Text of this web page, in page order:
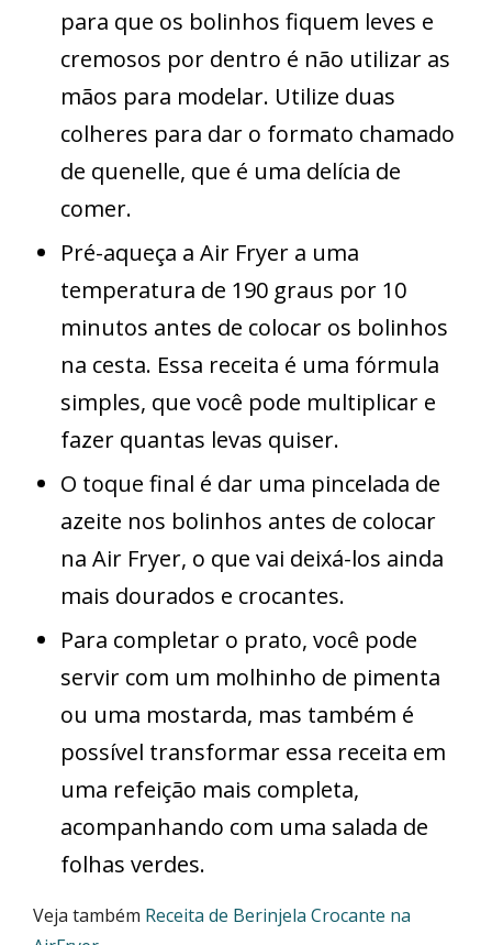
para que os bolinhos fiquem leves e
cremosos por dentro é não utilizar as
mãos para modelar. Utilize duas
colheres para dar o formato chamado
de quenelle, que é uma delícia de
comer.
Pré-aqueça a Air Fryer a uma
temperatura de 190 graus por 10
minutos antes de colocar os bolinhos
na cesta. Essa receita é uma fórmula
simples, que você pode multiplicar e
fazer quantas levas quiser.
O toque final é dar uma pincelada de
azeite nos bolinhos antes de colocar
na Air Fryer, o que vai deixá-los ainda
mais dourados e crocantes.
Para completar o prato, você pode
servir com um molhinho de pimenta
ou uma mostarda, mas também é
possível transformar essa receita em
uma refeição mais completa,
acompanhando com uma salada de
folhas verdes.
Veja também Receita de Berinjela Crocante na